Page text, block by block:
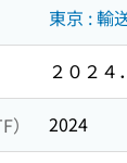
東京 : 輸
２０２４
2024